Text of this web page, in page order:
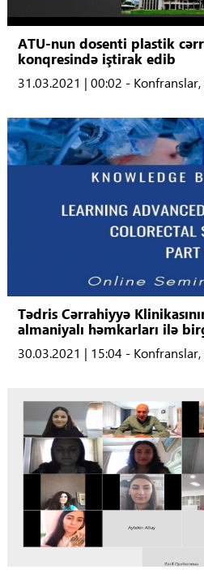
ATU-nun dosenti plastik
konqresində iştirak edib
31.03.2021 | 00:02 -
Tədris Cərrahiyyə
almaniyalı həmkarları ilə
30.03.2021 | 15:04 -